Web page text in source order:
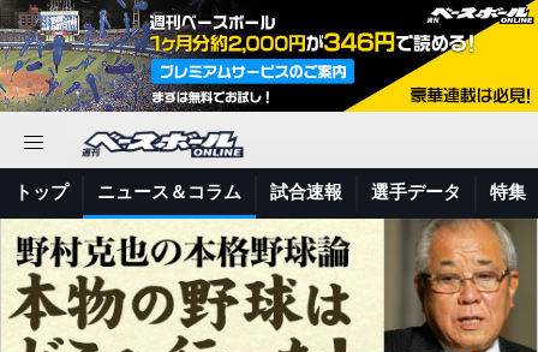
トップ ニュース＆コラム 試合速報 選手データ 特集